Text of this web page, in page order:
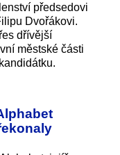
předsedovi
Dvořákovi.
dřívější
městské části